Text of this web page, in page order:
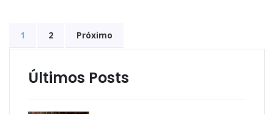
1 2 Próximo
Últimos Posts